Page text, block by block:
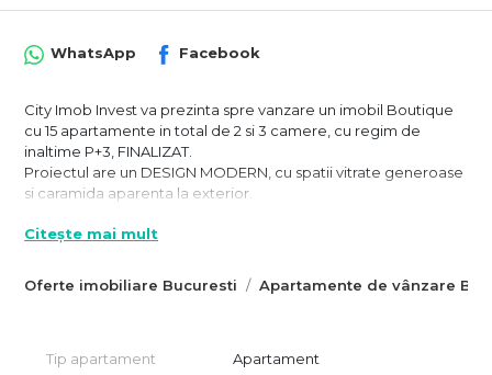
Oferte imobiliare Bucuresti Apartamente de vânzare
WhatsApp Facebook
City Imob Invest va prezinta spre vanzare un imobil Boutique
cu 15 apartamente in total de 2 si 3 camere, cu regim de
inaltime P+3, FINALIZAT.
Proiectul are un DESIGN MODERN, cu spatii vitrate generoase
si caramida aparenta la exterior.
acelasi timp este pozitionat foarte aproape de metrou OBOR
persoanele care-si doresc o zona LINISTITA cu multipe
facilitati: statii RATB LA 3', distanta mica pana la metrou, SCOLI
care doresc sa inchirieze, atat pentru locuinta, cat si pentru
Citește mai mult
Tip apartament Apartament